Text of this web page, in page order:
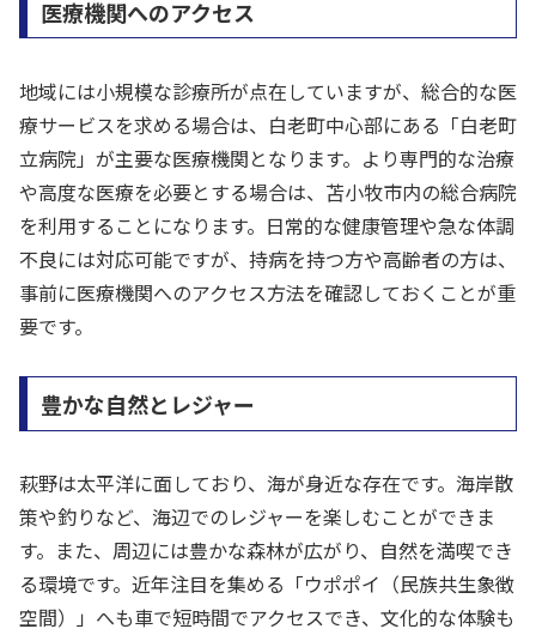
医療機関へのアクセス
地域には小規模な診療所が点在していますが、総合的な医
療サービスを求める場合は、白老町中心部にある「白老町
立病院」が主要な医療機関となります。より専門的な治療
や高度な医療を必要とする場合は、苫小牧市内の総合病院
を利用することになります。日常的な健康管理や急な体調
不良には対応可能ですが、持病を持つ方や高齢者の方は、
事前に医療機関へのアクセス方法を確認しておくことが重
要です。
豊かな自然とレジャー
萩野は太平洋に面しており、海が身近な存在です。海岸散
策や釣りなど、海辺でのレジャーを楽しむことができま
す。また、周辺には豊かな森林が広がり、自然を満喫でき
る環境です。近年注目を集める「ウポポイ（民族共生象徴
空間）」へも車で短時間でアクセスでき、文化的な体験も